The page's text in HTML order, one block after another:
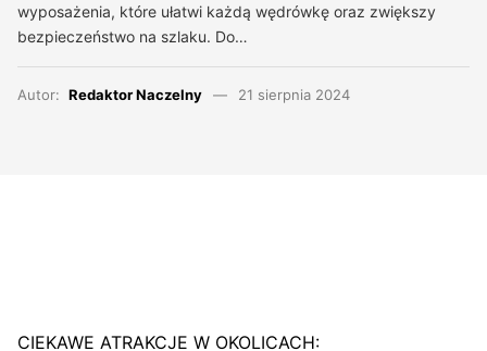
wyposażenia, które ułatwi każdą wędrówkę oraz zwiększy
bezpieczeństwo na szlaku. Do…
Autor: Redaktor Naczelny 21 sierpnia 2024
CIEKAWE ATRAKCJE W OKOLICACH: